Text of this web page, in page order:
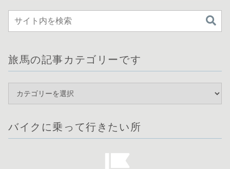
旅馬の記事カテゴリーです
バイクに乗って行きたい所